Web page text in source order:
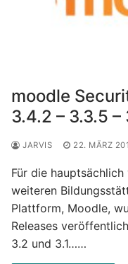
moodle
3.4.2 – 3.3.5 –
JARVIS 22. MÄRZ
Für die
weiteren
Plattform, Moodle,
Releases
3.2 und 3.1……